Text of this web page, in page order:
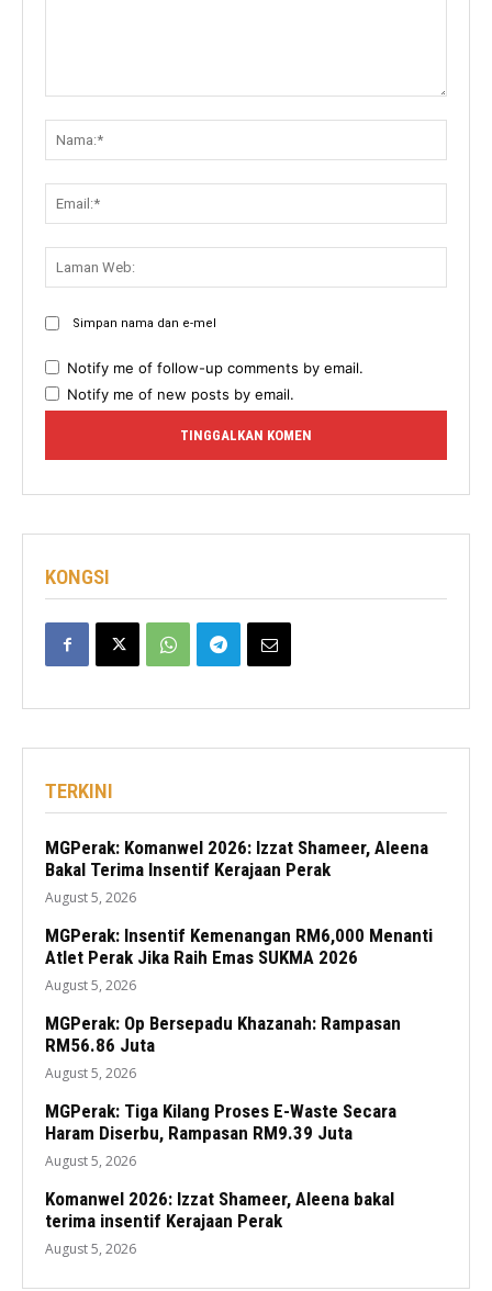
Simpan nama dan e-mel
Notify me of follow-up comments by email.
Notify me of new posts by email.
KONGSI
TERKINI
MGPerak: Komanwel 2026: Izzat Shameer, Aleena
Bakal Terima Insentif Kerajaan Perak
August 5, 2026
MGPerak: Insentif Kemenangan RM6,000 Menanti
Atlet Perak Jika Raih Emas SUKMA 2026
August 5, 2026
MGPerak: Op Bersepadu Khazanah: Rampasan
RM56.86 Juta
August 5, 2026
MGPerak: Tiga Kilang Proses E-Waste Secara
Haram Diserbu, Rampasan RM9.39 Juta
August 5, 2026
Komanwel 2026: Izzat Shameer, Aleena bakal
terima insentif Kerajaan Perak
August 5, 2026